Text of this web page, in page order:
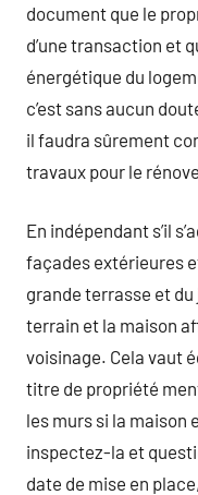
document que le
d’une transaction et
énergétique du
c’est sans aucun
il faudra sûrement
travaux pour le
En indépendant s’il
façades extérieures
grande terrasse et
terrain et la maison
voisinage. Cela vaut
titre de propriété
les murs si la maison
inspectez-la et
date de mise en